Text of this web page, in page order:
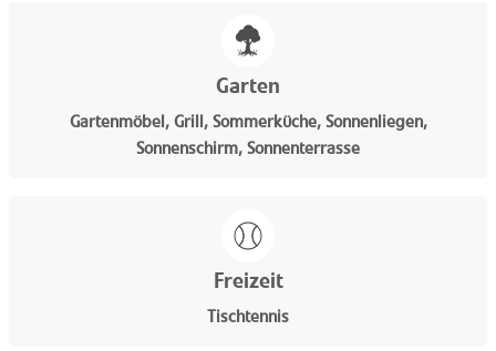
Garten
Gartenmöbel, Grill, Sommerküche, Sonnenliegen,
Sonnenschirm, Sonnenterrasse
Freizeit
Tischtennis